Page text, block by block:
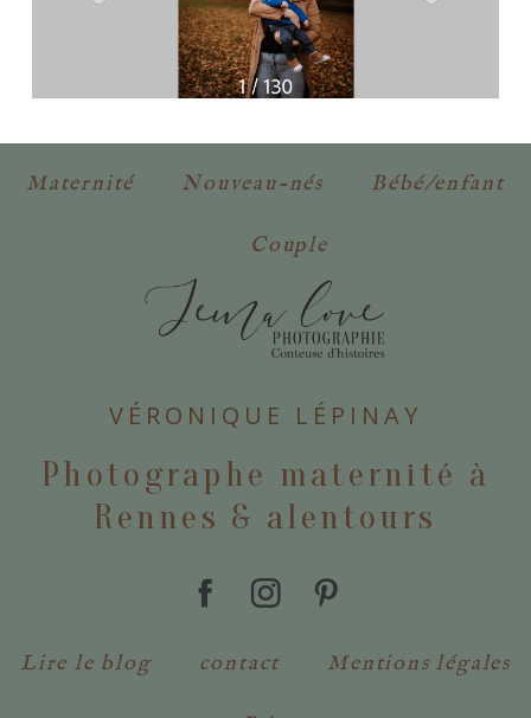
Maternité Nouveau-nés Bébé/enfant
Couple
VÉRONIQUE LÉPINAY
Photographe maternité à
Rennes & alentours
Lire le blog contact Mentions légales